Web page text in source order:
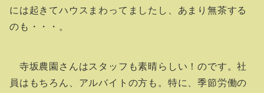
には起きてハウスまわってましたし、あまり無茶する
のも・・・。
寺坂農園さんはスタッフも素晴らしい！のです。社
員はもちろん、アルバイトの方も。特に、季節労働の